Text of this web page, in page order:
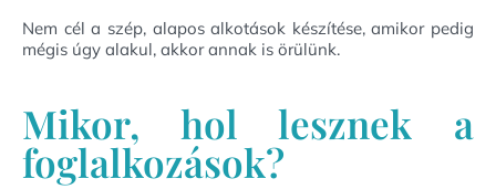
Nem cél a szép, alapos alkotások készítése, amikor pedig
mégis úgy alakul, akkor annak is örülünk.
Mikor, hol lesznek a
foglalkozások?